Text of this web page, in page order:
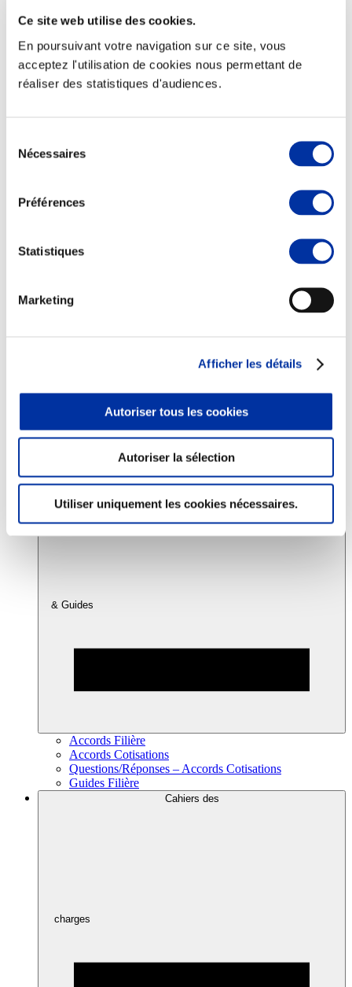
Ce site web utilise des cookies.
En poursuivant votre navigation sur ce site, vous
acceptez l'utilisation de cookies nous permettant de
réaliser des statistiques d'audiences.
Nécessaires
Préférences
Statistiques
Marketing
Afficher les détails
Autoriser tous les cookies
Autoriser la sélection
Utiliser uniquement les cookies nécessaires.
Elevage
Consommation
Sécurité sanitaire
Juste rémunération et attractivité des métiers
Info-veille scientifique
Accords
& Guides
Accords Filière
Accords Cotisations
Questions/Réponses – Accords Cotisations
Guides Filière
Cahiers des
charges